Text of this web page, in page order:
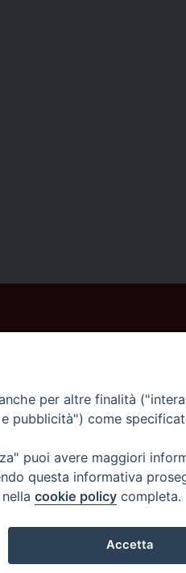
per altre finalità
pubblicità") come
puoi avere maggiori
questa informativa
cookie policy completa.
Accetta